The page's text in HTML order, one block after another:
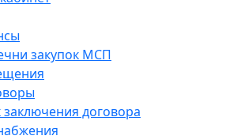
закупок МСП
договора